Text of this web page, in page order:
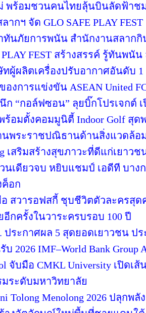
พร้อมชวนคนไทยลุ้นบินลัดฟ้าชม
ากฯ จัด GLO SAFE PLAY
ทันภัยการพนัน สำนักงานสลาก
PLAY FEST สร้างสรรค์ รู้ทันพนั
ทผู้ผลิตเครื่องปรับอากาศอันดับ
องการแข่งขัน ASEAN United
นึก “กอล์ฟซอน” ลุยบิ๊กโปรเจกต์
ร้อมตั้งคอมมูนิตี้ Indoor Golf สุด
พระราชปณิธานด้านสิ่งแวดล้อ
เสริมสร้างสุขภาวะที่ดีแก่เยาวช
นเดียวจบ หยิบแชมป์ เอดีที บาง
อก
สวารอฟสกี้ ชุบชีวิตตัวละครสุด
อีกครั้งในวาระครบรอบ 100 ปี
ประกาศผล 5 สุดยอดเยาวชน ป
2026 IMF–World Bank Group
จับมือ CMKL University เปิด
ระดับมหาวิทยาลัย
Tolong Menolong 2026 ปลุก